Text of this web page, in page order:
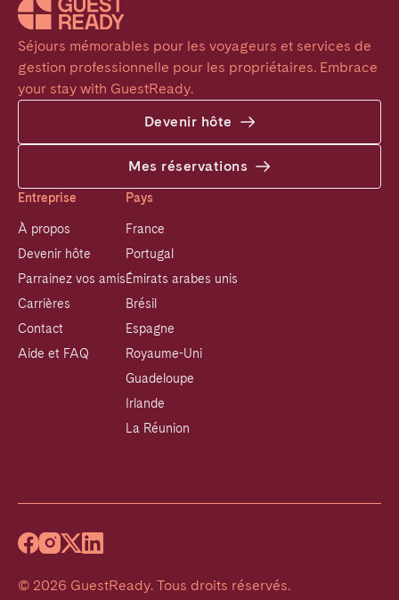
Séjours mémorables pour les voyageurs et services de
gestion professionnelle pour les propriétaires. Embrace
your stay with GuestReady.
Devenir hôte
Mes réservations
Entreprise
À propos
Devenir hôte
Parrainez vos amis
Carrières
Contact
Aide et FAQ
Pays
France
Portugal
Émirats arabes unis
Brésil
Espagne
Royaume-Uni
Guadeloupe
Irlande
La Réunion
© 2026 GuestReady. Tous droits réservés.